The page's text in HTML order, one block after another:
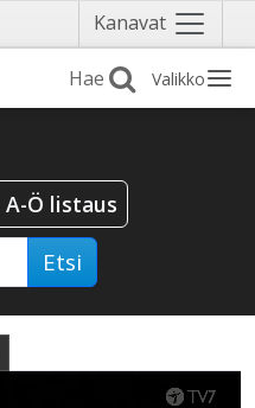
Kanavat Näytä
valikko
Valikko
A-Ö listaus
Etsi